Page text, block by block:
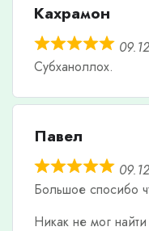
Кахрамон
Субханоллох.
Павел
Большое спосибо
Никак не мог